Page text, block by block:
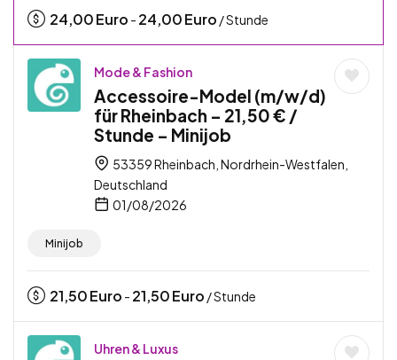
24,00Euro - 24,00Euro / Stunde
Mode & Fashion
Accessoire-Model (m/w/d)
für Rheinbach – 21,50 € /
Stunde – Minijob
53359 Rheinbach, Nordrhein-Westfalen,
Deutschland
01/08/2026
Minijob
21,50Euro - 21,50Euro / Stunde
Uhren & Luxus